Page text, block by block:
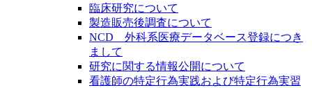
臨床研究について
製造販売後調査について
NCD 外科系医療データベース登録につき
まして
研究に関する情報公開について
看護師の特定行為実践および特定行為実習